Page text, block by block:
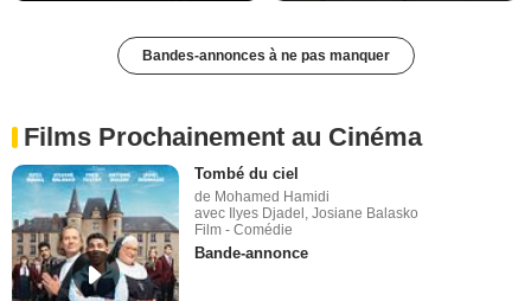
Bandes-annonces à ne pas manquer
Films Prochainement au Cinéma
Tombé du ciel
de Mohamed Hamidi
avec Ilyes Djadel, Josiane Balasko
Film - Comédie
Bande-annonce